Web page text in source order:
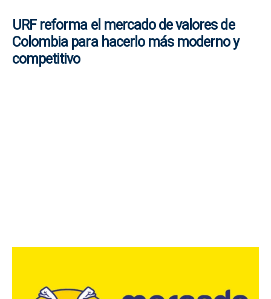
URF reforma el mercado de valores de
Colombia para hacerlo más moderno y
competitivo